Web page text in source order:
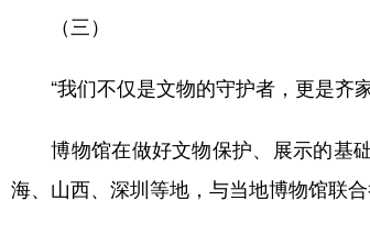
（三）
“我们不仅是文物的守护者，更是齐家
博物馆在做好文物保护、展示的基础
海、山西、深圳等地，与当地博物馆联合